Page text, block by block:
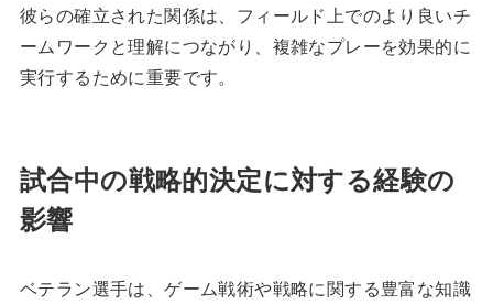
彼らの確立された関係は、フィールド上でのより良いチ
ームワークと理解につながり、複雑なプレーを効果的に
実行するために重要です。
試合中の戦略的決定に対する経験の
影響
ベテラン選手は、ゲーム戦術や戦略に関する豊富な知識